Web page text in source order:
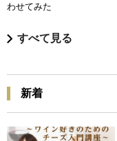
わせてみた
すべて見る
新着